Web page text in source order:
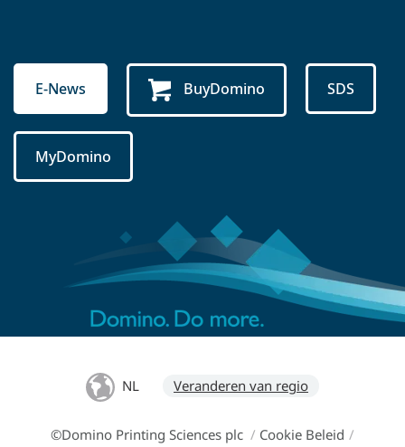
E-News BuyDomino SDS
MyDomino
NL Veranderen van regio
©Domino Printing Sciences plc / Cookie Beleid /